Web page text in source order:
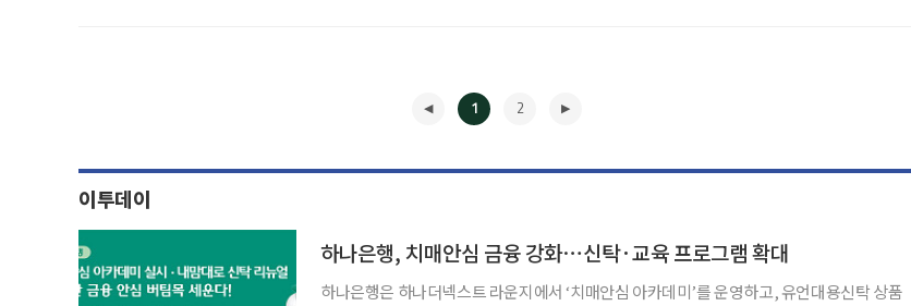
1 2
이투데이
하나은행, 치매안심 금융 강화⋯신탁·교육 프로그램 확대
하나은행은 하나더넥스트 라운지에서 ‘치매안심 아카데미’를 운영하고, 유언대용신탁 상품